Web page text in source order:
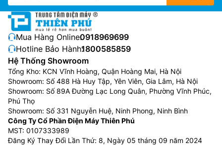
Mua Hàng Online:0918969699
Hotline Bảo Hành:1800585859
Hệ Thống Showroom
Tổng Kho: KCN Vĩnh Hoàng, Quận Hoàng Mai, Hà Nội
Showroom: Số 488 Hà Huy Tập, Yên Viên, Gia Lâm, Hà Nội
Showroom: Số 89A Đường Lạc Long Quân, Phường Vĩnh Phúc,
Phú Thọ
Showroom: Số 331 Nguyễn Huệ, Ninh Phong, Ninh Bình
Công Ty Cổ Phần Điện Máy Thiên Phú
MST: 0107333989
Đăng Ký Thay Đổi Lần Thứ: 8, Ngày 05 tháng 09 năm 2024